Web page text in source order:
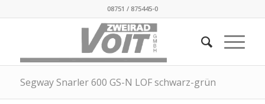
08751 / 875445-0
Segway Snarler 600 GS-N LOF schwarz-grün